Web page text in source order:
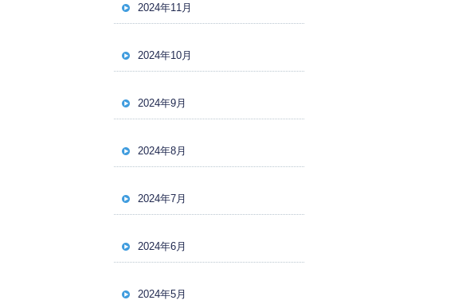
2024年11月
2024年10月
2024年9月
2024年8月
2024年7月
2024年6月
2024年5月